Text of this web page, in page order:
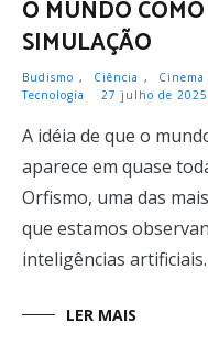
O MUNDO
SIMULAÇÃO
Budismo , Ciência , Cinema
Tecnologia
27 julho de 2025
A idéia de que o
aparece em quase
Orfismo, uma das
que estamos
inteligências artificiais.
LER MAIS